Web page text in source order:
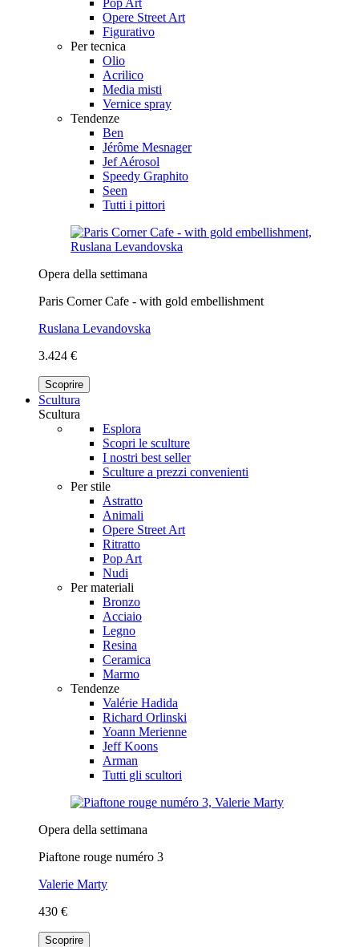
Opere Street Art
Figurativo
Per tecnica
Olio
Acrilico
Media misti
Vernice spray
Tendenze
Ben
Jérôme Mesnager
Jef Aérosol
Speedy Graphito
Seen
Tutti i pittori
Opera della settimana
Paris Corner Cafe - with gold embellishment
Ruslana Levandovska
3.424 €
Scoprire
Scultura
Scultura
Esplora
Scopri le sculture
I nostri best seller
Sculture a prezzi convenienti
Per stile
Astratto
Animali
Opere Street Art
Ritratto
Pop Art
Nudi
Per materiali
Bronzo
Acciaio
Legno
Resina
Ceramica
Marmo
Tendenze
Valérie Hadida
Richard Orlinski
Yoann Merienne
Jeff Koons
Arman
Tutti gli scultori
Opera della settimana
Piaftone rouge numéro 3
Valerie Marty
430 €
Scoprire